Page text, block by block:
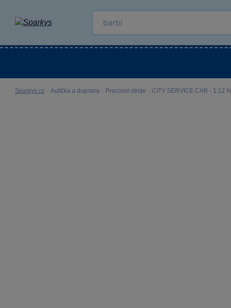
Sparkys.cz · Autíčka a doprava · Pracovní stroje · CITY SERVICE CAR - 1:12